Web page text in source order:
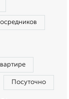
Посуточно